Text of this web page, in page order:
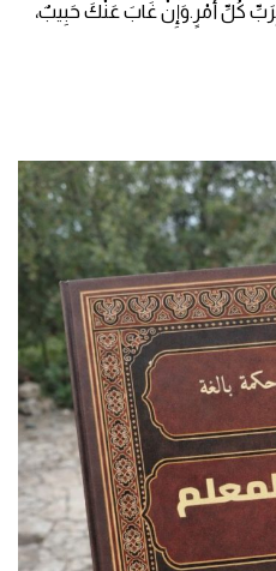
بِرَبِّ كُلِّ أَمْرٍ.وَإِنْ غَابَ عَنْكَ حَبِيبٌ،